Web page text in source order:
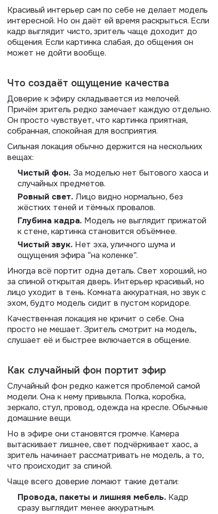
Красивый интерьер сам по себе не делает модель
интересной. Но он даёт ей время раскрыться. Если
кадр выглядит чисто, зритель чаще доходит до
общения. Если картинка слабая, до общения он
может не дойти вообще.
Что создаёт ощущение качества
Доверие к эфиру складывается из мелочей.
Причём зритель редко замечает каждую отдельно.
Он просто чувствует, что картинка приятная,
собранная, спокойная для восприятия.
Сильная локация обычно держится на нескольких
вещах:
Чистый фон. За моделью нет бытового хаоса и
случайных предметов.
Ровный свет. Лицо видно нормально, без
жёстких теней и тёмных провалов.
Глубина кадра. Модель не выглядит прижатой
к стене, картинка становится объёмнее.
Чистый звук. Нет эха, уличного шума и
ощущения эфира “на коленке”.
Иногда всё портит одна деталь. Свет хороший, но
за спиной открытая дверь. Интерьер красивый, но
лицо уходит в тень. Комната аккуратная, но звук с
эхом, будто модель сидит в пустом коридоре.
Качественная локация не кричит о себе. Она
просто не мешает. Зритель смотрит на модель,
слушает её и быстрее включается в общение.
Как случайный фон портит эфир
Случайный фон редко кажется проблемой самой
модели. Она к нему привыкла. Полка, коробка,
зеркало, стул, провод, одежда на кресле. Обычные
домашние вещи.
Но в эфире они становятся громче. Камера
вытаскивает лишнее, свет подчёркивает хаос, а
зритель начинает рассматривать не модель, а то,
что происходит за спиной.
Чаще всего доверие ломают такие детали:
Провода, пакеты и лишняя мебель. Кадр
сразу выглядит менее аккуратным.